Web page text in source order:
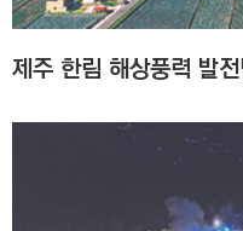
제주 한림 해상풍력 발